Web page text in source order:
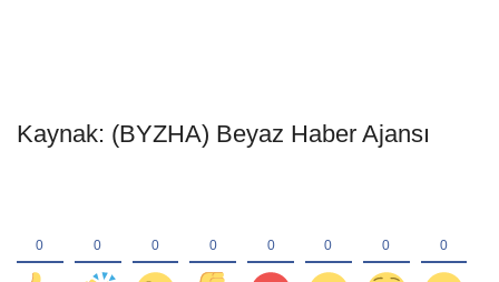
Kaynak: (BYZHA) Beyaz Haber Ajansı